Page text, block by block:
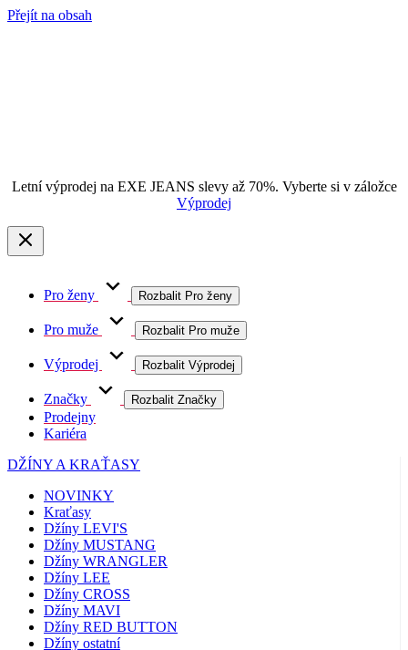
Přejít na obsah
Letní výprodej na EXE JEANS slevy až 70%. Vyberte si v záložce
Výprodej
Pro ženy Rozbalit Pro ženy
Pro muže Rozbalit Pro muže
Výprodej Rozbalit Výprodej
Značky Rozbalit Značky
Prodejny
Kariéra
DŽÍNY A KRAŤASY
NOVINKY
Kraťasy
Džíny LEVI'S
Džíny MUSTANG
Džíny WRANGLER
Džíny LEE
Džíny CROSS
Džíny MAVI
Džíny RED BUTTON
Džíny ostatní